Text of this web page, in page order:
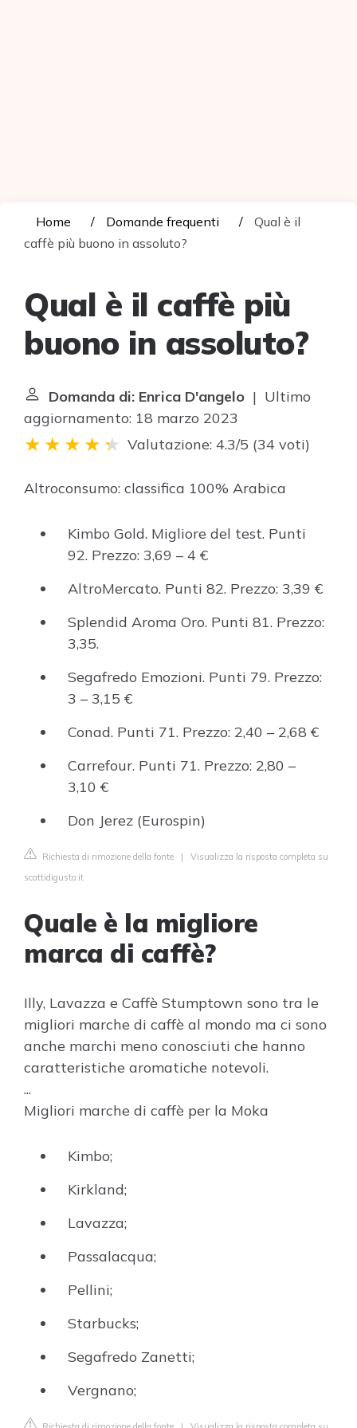
Home Domande frequenti
Qual è il
caffè più buono in assoluto?
Qual è il caffè più
buono in assoluto?
Domanda di: Enrica D'angelo | Ultimo
aggiornamento: 18 marzo 2023
Valutazione: 4.3/5 (34 voti)
Altroconsumo: classifica 100% Arabica
Kimbo Gold. Migliore del test. Punti
92. Prezzo: 3,69 – 4 €
AltroMercato. Punti 82. Prezzo: 3,39 €
Splendid Aroma Oro. Punti 81. Prezzo:
3,35.
Segafredo Emozioni. Punti 79. Prezzo:
3 – 3,15 €
Conad. Punti 71. Prezzo: 2,40 – 2,68 €
Carrefour. Punti 71. Prezzo: 2,80 –
3,10 €
Don Jerez (Eurospin)
Richiesta di rimozione della fonte | Visualizza la risposta completa su
scattidigusto.it
Quale è la migliore
marca di caffè?
Illy, Lavazza e Caffè Stumptown sono tra le
migliori marche di caffè al mondo ma ci sono
anche marchi meno conosciuti che hanno
caratteristiche aromatiche notevoli.
...
Migliori marche di caffè per la Moka
Kimbo;
Kirkland;
Lavazza;
Passalacqua;
Pellini;
Starbucks;
Segafredo Zanetti;
Vergnano;